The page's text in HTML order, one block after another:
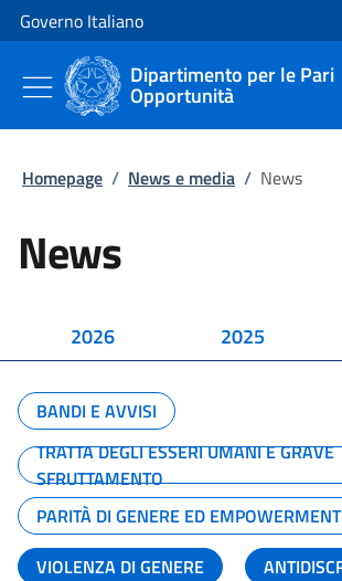
Vai al contenuto
Vai alla navigazione del sito
Governo Italiano
Dipartimento per le Pari
Opportunità
Homepage / News e media / News
News
2026 2025
BANDI E AVVISI
TRATTA DEGLI ESSERI UMANI E GRAVE
SFRUTTAMENTO
PARITÀ DI GENERE ED
VIOLENZA DI GENERE